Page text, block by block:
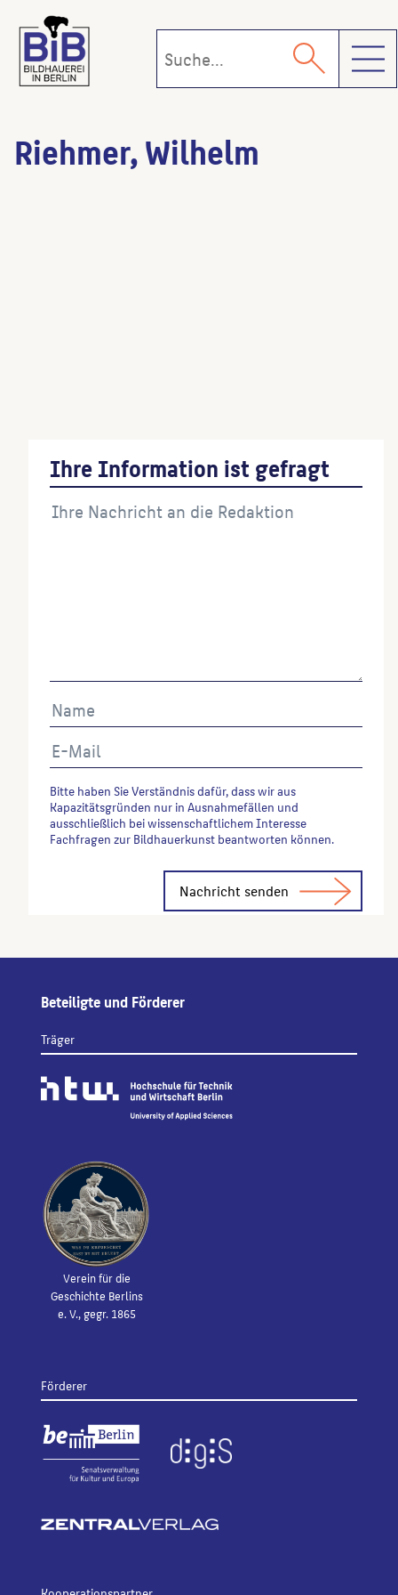
Riehmer, Wilhelm
Ihre Information ist gefragt
Bitte haben Sie Verständnis dafür, dass wir aus
Kapazitätsgründen nur in Ausnahmefällen und
ausschließlich bei wissenschaftlichem Interesse
Fachfragen zur Bildhauerkunst beantworten können.
Beteiligte und Förderer
Träger
Verein für die
Geschichte Berlins
e. V., gegr. 1865
Förderer